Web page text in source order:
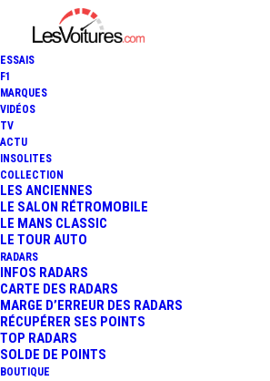
ESSAIS
F1
MARQUES
VIDÉOS
TV
ACTU
INSOLITES
COLLECTION
LES ANCIENNES
LE SALON RÉTROMOBILE
LE MANS CLASSIC
LE TOUR AUTO
RADARS
INFOS RADARS
CARTE DES RADARS
MARGE D’ERREUR DES RADARS
RÉCUPÉRER SES POINTS
TOP RADARS
SOLDE DE POINTS
BOUTIQUE
Ribaute-les-
CetteAire de covoiturage
mairie Ribaute-Les-Tavernes
Tavernes, dans le département de
un lieu pratique et accessible pour
déplacements partagés. Positionnée
Impasse Des Peupliers